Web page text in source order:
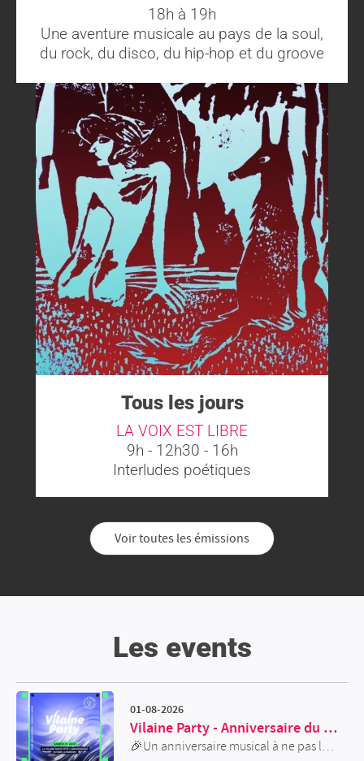
18h à 19h
Une aventure musicale au pays de la soul,
du rock, du disco, du hip-hop et du groove
Tous les jours
LA VOIX EST LIBRE
9h - 12h30 - 16h
Interludes poétiques
Voir toutes les émissions
Les events
01-08-2026
Vilaine Party - Anniversaire du bar La Maison
🎉Un anniversaire musical à ne pas louper samedi 1 aout☀️ 💫Comme les années précédentes, nous avons le plaisir d'organiser une Vilaine Party pour célébrer dignement l'anniversaire du bar La Maison 🏠 Venez danser en dégustant un cocktail savoureux, rafraîchissant et éclectique à base de reggae/dub/break/bass /electro/ concocté par les DJ's de La Vilaine Radio 🎧 🔥Dancefloor is Lava sur la terrasse ensoleillée de La Maison🌞 🌞🔥🔥 🎫Entrée libre